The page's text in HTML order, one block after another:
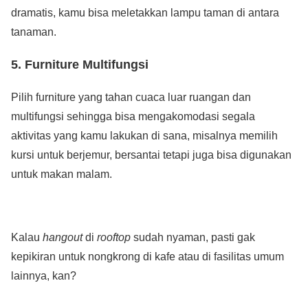
dramatis, kamu bisa meletakkan lampu taman di antara
tanaman.
5. Furniture Multifungsi
Pilih furniture yang tahan cuaca luar ruangan dan
multifungsi sehingga bisa mengakomodasi segala
aktivitas yang kamu lakukan di sana, misalnya memilih
kursi untuk berjemur, bersantai tetapi juga bisa digunakan
untuk makan malam.
Kalau hangoutdi rooftop sudah nyaman, pasti gak
kepikiran untuk nongkrong di kafe atau di fasilitas umum
lainnya, kan?